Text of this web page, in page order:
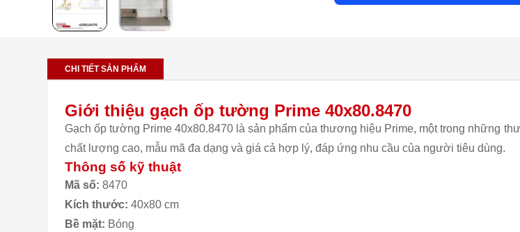
CHI TIẾT SẢN PHẨM
Giới thiệu gạch ốp tường Prime 40x80.8470
Gạch ốp tường Prime 40x80.8470 là sản phẩm của thương hiệu Prime, một trong những
chất lượng cao, mẫu mã đa dạng và giá cả hợp lý, đáp ứng nhu cầu của người tiêu dùng.
Thông số kỹ thuật
Mã số: 8470
Kích thước: 40x80 cm
Bề mặt: Bóng